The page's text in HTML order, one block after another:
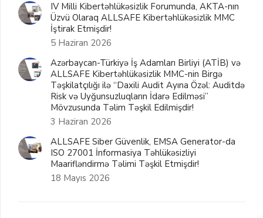
IV Milli Kibertəhlükəsizlik Forumunda, AKTA-nın
Üzvü Olaraq ALLSAFE Kibertəhlükəsizlik MMC
İştirak Etmişdir!
5 Haziran 2026
Azərbaycan-Türkiyə İş Adamları Birliyi (ATİB) və
ALLSAFE Kibertəhlükəsizlik MMC-nin Birgə
Təşkilatçılığı ilə “Daxili Audit Ayına Özəl: Auditdə
Risk və Uyğunsuzluqların İdarə Edilməsi”
Mövzusunda Təlim Təşkil Edilmişdir!
3 Haziran 2026
ALLSAFE Siber Güvenlik, EMSA Generator-da
ISO 27001 İnformasiya Təhlükəsizliyi
Maarifləndirmə Təlimi Təşkil Etmişdir!
18 Mayıs 2026